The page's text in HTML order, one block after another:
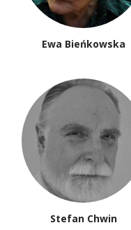
Ewa Bieńkowska
Stefan Chwin